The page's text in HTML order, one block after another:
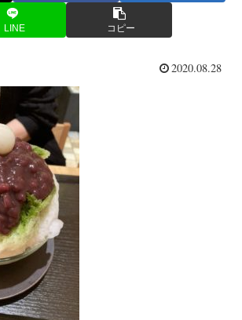
LINE コピー
2020.08.28